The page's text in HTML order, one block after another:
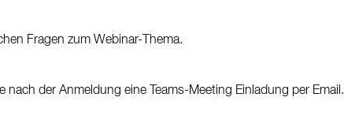
Fragen zum Webinar-Thema.
nach der Anmeldung eine Teams-Meeting Einladung per Email.